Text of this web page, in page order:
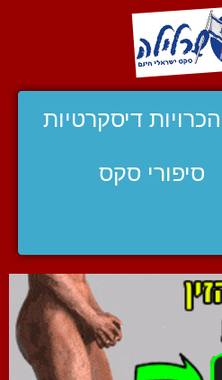
הכרויות דיסקרטיות
סיפורי סקס